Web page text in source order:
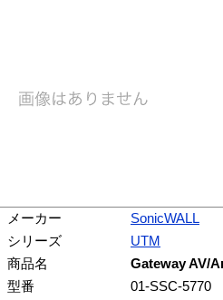
メーカー
SonicWALL
シリーズ
UTM
商品名
Gateway AV/
型番
01-SSC-5770